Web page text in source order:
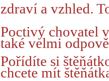
zdraví a vzhled.
Poctivý chovatel
také velmi
Pořídíte si
chcete mít